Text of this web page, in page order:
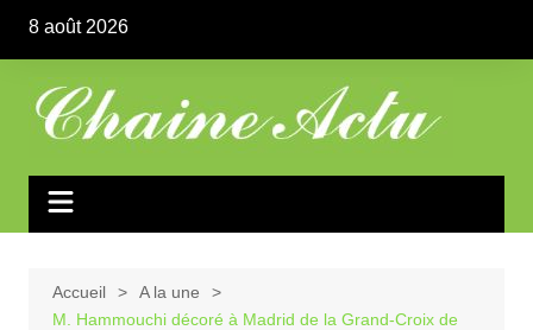
contenu
8 août 2026
Accueil
A la une
M. Hammouchi décoré à Madrid de la Grand-Croix de